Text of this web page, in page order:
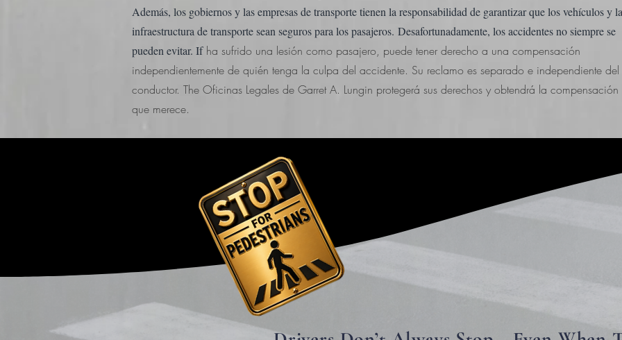
Además, los gobiernos y las empresas de transporte tienen la responsabilidad de garantizar que los vehículos y la
infraestructura de transporte sean seguros para los pasajeros. Desafortunadamente, los accidentes no siempre se
pueden evitar. If ha sufrido una lesión como pasajero, puede tener derecho a una compensación
independientemente de quién tenga la culpa del accidente. Su reclamo es separado e independiente del
conductor. The Oficinas Legales de Garret A. Lungin protegerá sus derechos y obtendrá la compensación
que merece.